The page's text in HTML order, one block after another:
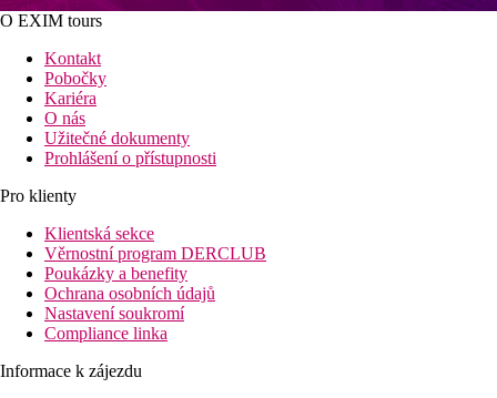
O EXIM tours
Kontakt
Pobočky
Kariéra
O nás
Užitečné dokumenty
Prohlášení o přístupnosti
Pro klienty
Klientská sekce
Věrnostní program DERCLUB
Poukázky a benefity
Ochrana osobních údajů
Nastavení soukromí
Compliance linka
Informace k zájezdu